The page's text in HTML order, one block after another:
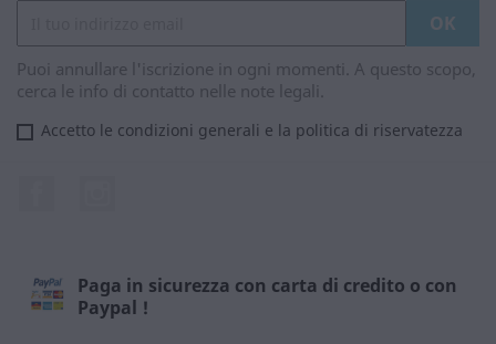
Puoi annullare l'iscrizione in ogni momenti. A questo scopo,
cerca le info di contatto nelle note legali.
Accetto le condizioni generali e la politica di riservatezza
Paga in sicurezza con carta di credito o con
Paypal !